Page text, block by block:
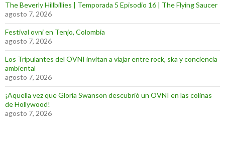
The Beverly Hillbillies | Temporada 5 Episodio 16 | The Flying Saucer
agosto 7, 2026
Festival ovni en Tenjo, Colombia
agosto 7, 2026
Los Tripulantes del OVNI invitan a viajar entre rock, ska y conciencia
ambiental
agosto 7, 2026
¡Aquella vez que Gloria Swanson descubrió un OVNI en las colinas
de Hollywood!
agosto 7, 2026